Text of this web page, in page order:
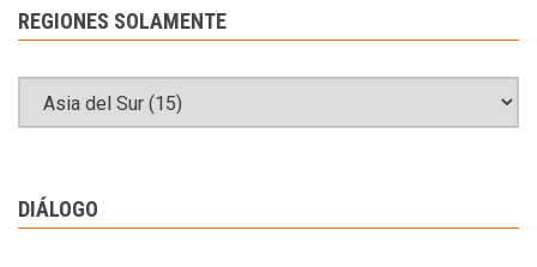
REGIONES SOLAMENTE
DIÁLOGO